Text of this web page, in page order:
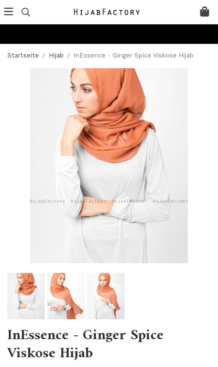
Startseite / Hijab / InEssence - Ginger Spice Viskose Hijab
InEssence - Ginger Spice
Viskose Hijab